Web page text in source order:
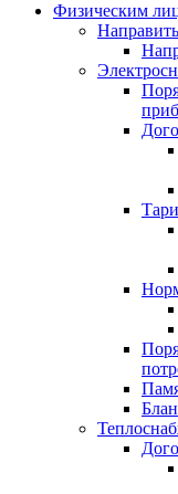
Физическим